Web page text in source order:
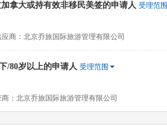
拿大或持有效非移民美签的申请人 受理范围
应商：北京乔旅国际旅游管理有限公司
/80岁以上的申请人 受理范围
商：北京乔旅国际旅游管理有限公司